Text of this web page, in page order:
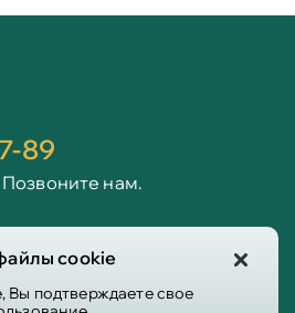
cookie
Вы подтверждаете свое
89
нам.